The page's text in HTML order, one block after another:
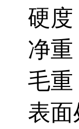
硬度
净重
毛重
表